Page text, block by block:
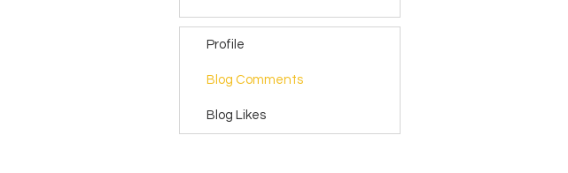
Profile
Blog Comments
Blog Likes